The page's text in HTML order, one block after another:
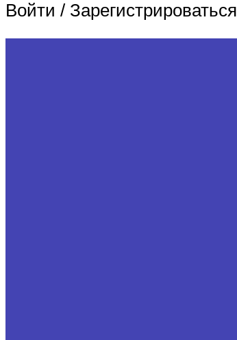
Войти / Зарегистрироваться